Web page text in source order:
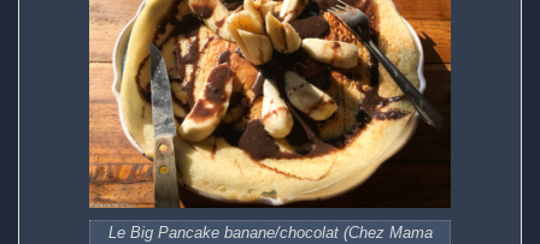
Le Big Pancake banane/chocolat (Chez Mama